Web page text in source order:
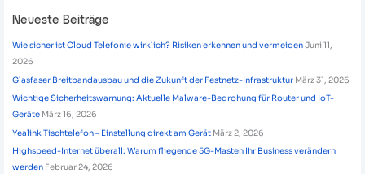
Neueste Beiträge
Wie sicher ist Cloud Telefonie wirklich? Risiken erkennen und vermeidenJuni 11,
2026
Glasfaser Breitbandausbau und die Zukunft der Festnetz-Infrastruktur März 31, 2026
Wichtige Sicherheitswarnung: Aktuelle Malware-Bedrohung für Router und IoT-
Geräte März 16, 2026
Yealink Tischtelefon – Einstellung direkt am Gerät März 2, 2026
Highspeed-Internet überall: Warum fliegende 5G-Masten Ihr Business verändern
werden Februar 24, 2026